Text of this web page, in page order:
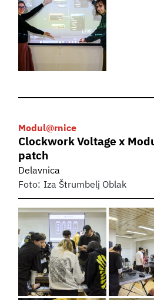
Modul@rnice
Clockwork Voltage x
patch
Delavnica
Foto: Iza Štrumbelj Oblak